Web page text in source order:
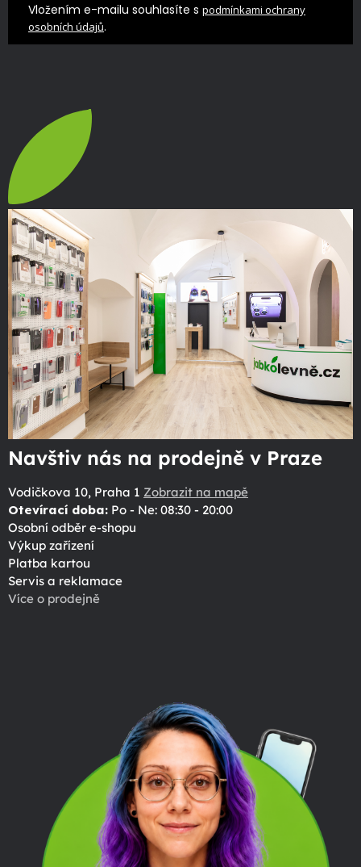
Vložením e-mailu souhlasíte s podmínkami ochrany
osobních údajů.
Navštiv nás na prodejně v Praze
Vodičkova 10, Praha 1 Zobrazit na mapě
Otevírací doba: Po - Ne: 08:30 - 20:00
Osobní odběr e-shopu
Výkup zařízení
Platba kartou
Servis a reklamace
Více o prodejně